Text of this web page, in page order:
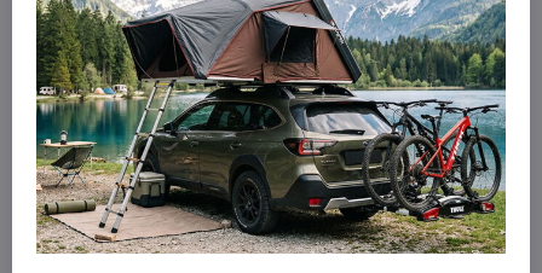
V špecializovanej predajni NorthlineVám radi poradíme s výberom
vhodných strešných nosičov pre všetky modelové rady Audi a
pomôžeme nájsť riešenie presne podľa vašich potrieb.
Potrebujete poradiť?
Kontaktujte nás:
obchod​@northline​.sk